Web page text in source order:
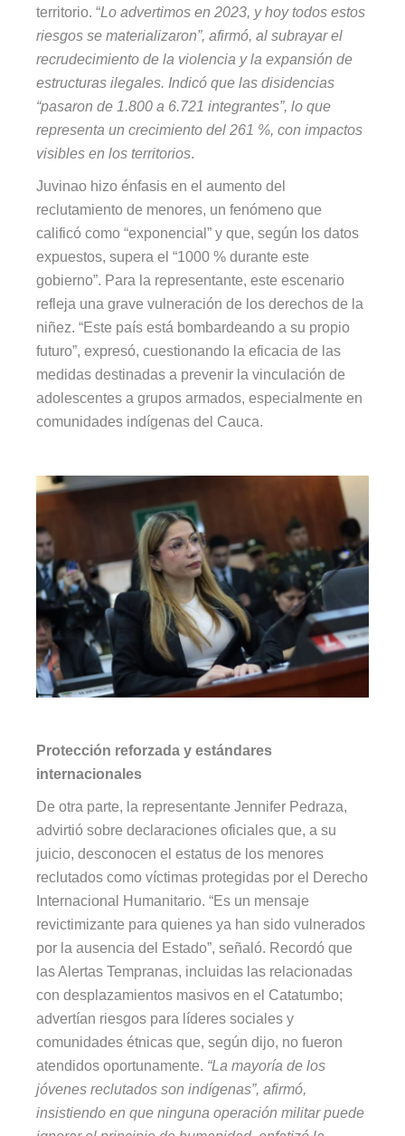
territorio. “Lo advertimos en 2023, y hoy todos estos
riesgos se materializaron”, afirmó, al subrayar el
recrudecimiento de la violencia y la expansión de
estructuras ilegales. Indicó que las disidencias
“pasaron de 1.800 a 6.721 integrantes”, lo que
representa un crecimiento del 261 %, con impactos
visibles en los territorios.
Juvinao hizo énfasis en el aumento del
reclutamiento de menores, un fenómeno que
calificó como “exponencial” y que, según los datos
expuestos, supera el “1000 % durante este
gobierno”. Para la representante, este escenario
refleja una grave vulneración de los derechos de la
niñez. “Este país está bombardeando a su propio
futuro”, expresó, cuestionando la eficacia de las
medidas destinadas a prevenir la vinculación de
adolescentes a grupos armados, especialmente en
comunidades indígenas del Cauca.
Protección reforzada y estándares
internacionales
De otra parte, la representante Jennifer Pedraza,
advirtió sobre declaraciones oficiales que, a su
juicio, desconocen el estatus de los menores
reclutados como víctimas protegidas por el Derecho
Internacional Humanitario. “Es un mensaje
revictimizante para quienes ya han sido vulnerados
por la ausencia del Estado”, señaló. Recordó que
las Alertas Tempranas, incluidas las relacionadas
con desplazamientos masivos en el Catatumbo;
advertían riesgos para líderes sociales y
comunidades étnicas que, según dijo, no fueron
atendidos oportunamente. “La mayoría de los
jóvenes reclutados son indígenas”, afirmó,
insistiendo en que ninguna operación militar puede